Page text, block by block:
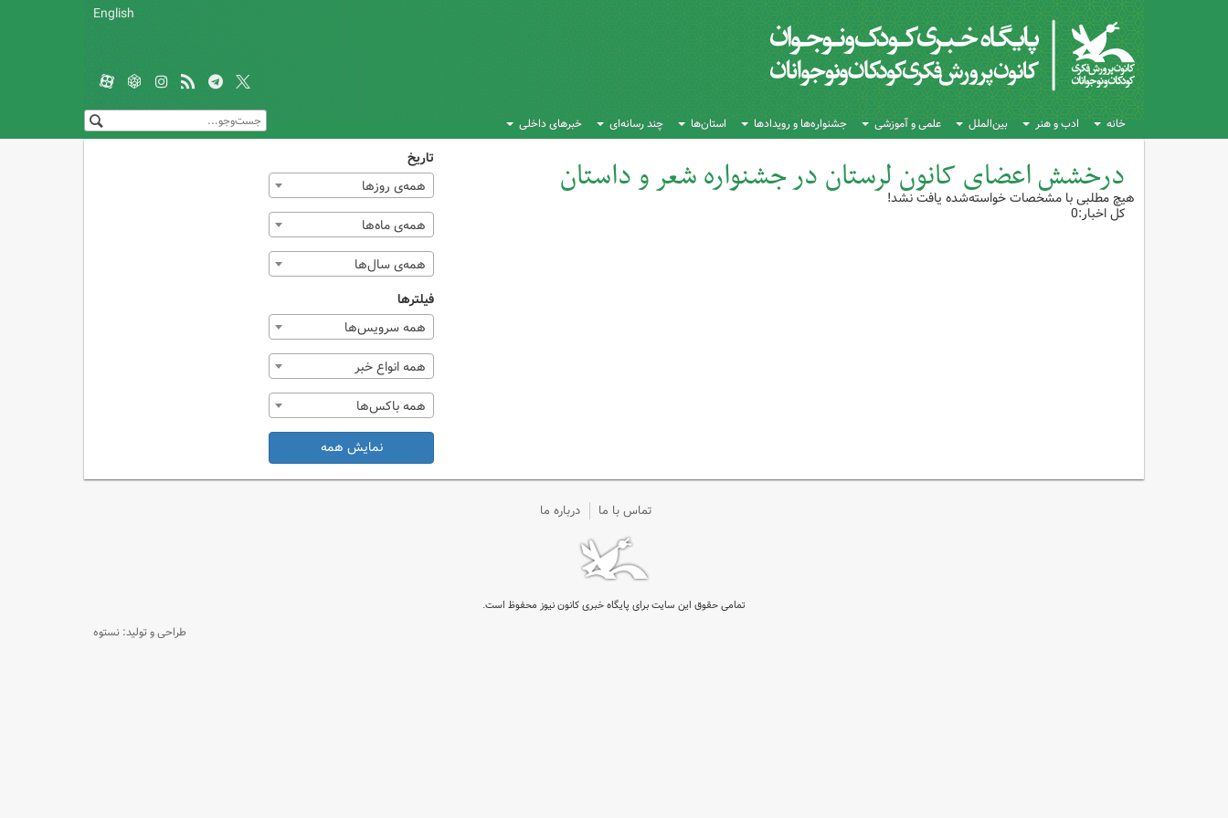
English
خانه ادب و هنر بین‌الملل علمی و آموزشی جشنواره‌ها و رویدادها استان‌ها چند رسانه‌ای خبرهای داخلی
درخشش اعضای کانون لرستان در جشنواره شعر و داستان
کل اخبار:0
هیچ مطلبی با مشخصات خواسته‌شده یافت نشد!
تاریخ
همه‌ی روزها
همه‌ی ماه‌ها
همه‌ی سال‌ها
فیلترها
همه سرویس‌ها
همه انواع خبر
همه باکس‌ها
نمایش همه
تماس با ما درباره ما
تمامی حقوق این سایت برای پایگاه خبری کانون نیوز محفوظ است.
طراحی و تولید: نستوه